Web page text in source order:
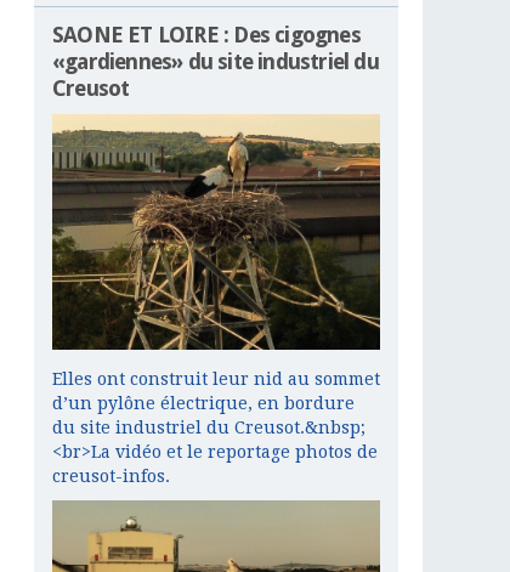
SAONE ET LOIRE : Des cigognes
«gardiennes» du site industriel du
Creusot
Elles ont construit leur nid au sommet
d’un pylône électrique, en bordure
du site industriel du Creusot.&nbsp;
<br>La vidéo et le reportage photos de
creusot-infos.